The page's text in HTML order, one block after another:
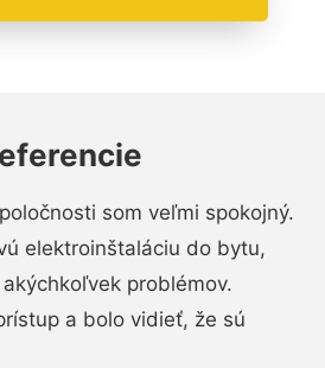
som veľmi spokojný.
elektroinštaláciu do bytu,
problémov.
a bolo vidieť, že sú